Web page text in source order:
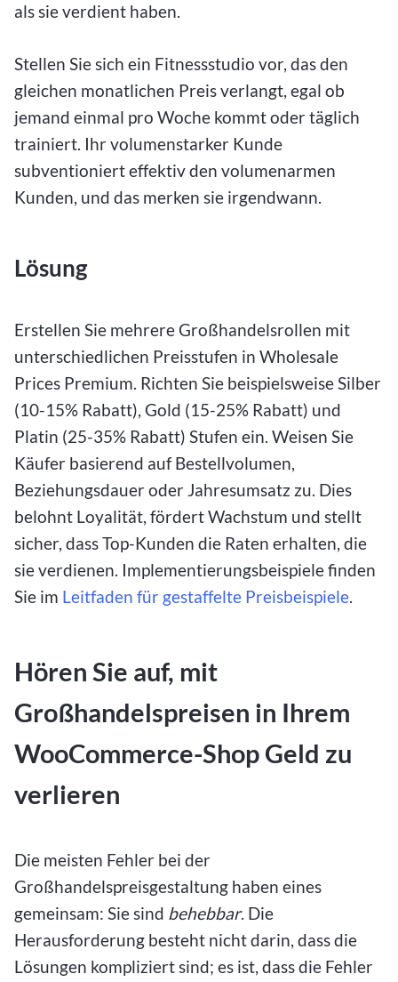
als sie verdient haben.
Stellen Sie sich ein Fitnessstudio vor, das den
gleichen monatlichen Preis verlangt, egal ob
jemand einmal pro Woche kommt oder täglich
trainiert. Ihr volumenstarker Kunde
subventioniert effektiv den volumenarmen
Kunden, und das merken sie irgendwann.
Lösung
Erstellen Sie mehrere Großhandelsrollen mit
unterschiedlichen Preisstufen in Wholesale
Prices Premium. Richten Sie beispielsweise Silber
(10-15% Rabatt), Gold (15-25% Rabatt) und
Platin (25-35% Rabatt) Stufen ein. Weisen Sie
Käufer basierend auf Bestellvolumen,
Beziehungsdauer oder Jahresumsatz zu. Dies
belohnt Loyalität, fördert Wachstum und stellt
sicher, dass Top-Kunden die Raten erhalten, die
sie verdienen. Implementierungsbeispiele finden
Sie im Leitfaden für gestaffelte Preisbeispiele.
Hören Sie auf, mit
Großhandelspreisen in Ihrem
WooCommerce-Shop Geld zu
verlieren
Die meisten Fehler bei der
Großhandelspreisgestaltung haben eines
gemeinsam: Sie sind behebbar. Die
Herausforderung besteht nicht darin, dass die
Lösungen kompliziert sind; es ist, dass die Fehler